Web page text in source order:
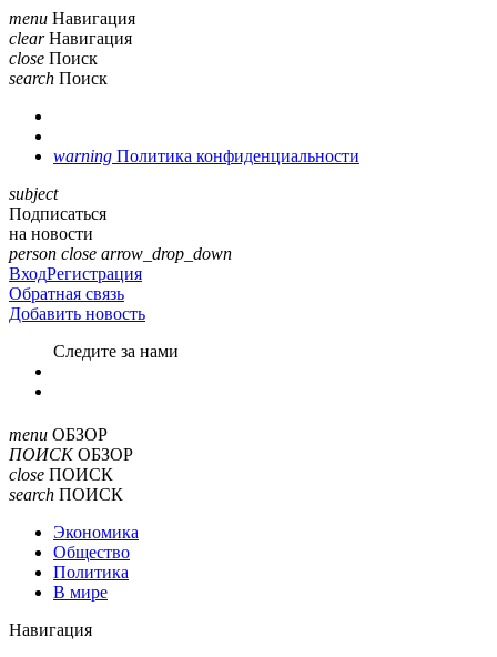
menu Навигация
clear Навигация
close Поиск
search Поиск
warning Политика конфиденциальности
subject
Подписаться
на новости
person close arrow_drop_down
ВходРегистрация
Обратная связь
Добавить новость
Cледите за нами
menu ОБЗОР
ПОИСК ОБЗОР
close ПОИСК
search ПОИСК
Экономика
Общество
Политика
В мире
Навигация